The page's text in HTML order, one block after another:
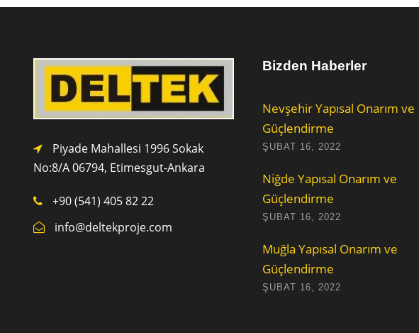
Piyade Mahallesi 1996 Sokak
No:8/A 06794, Etimesgut-Ankara
+90 (541) 405 82 22
info@deltekproje.com
Bizden Haberler
Nevşehir Yapısal Onarım ve
Güçlendirme
ŞUBAT 16, 2022
Niğde Yapısal Onarım ve
Güçlendirme
ŞUBAT 16, 2022
Muğla Yapısal Onarım ve
Güçlendirme
ŞUBAT 16, 2022